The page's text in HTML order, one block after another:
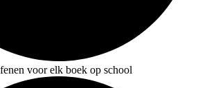
voor elk boek op school